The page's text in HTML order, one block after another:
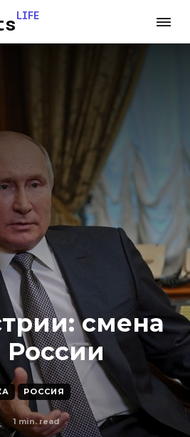
LIFE
смена
России
РОССИЯ
1 min. read